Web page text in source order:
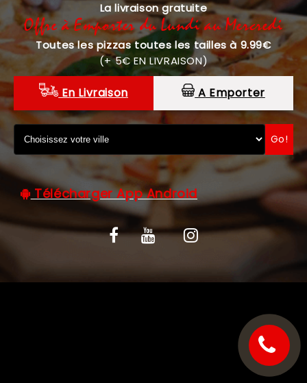
NOTRE RESTAURANT
VOS AVIS
MENTIONS LÉGALES
C.G.V
La livraison gratuite
Offre à Emporter du Lundi au Mercredi
Toutes les pizzas toutes les tailles à 9.99€
(+ 5€ EN LIVRAISON)
En Livraison A Emporter
Go!
Télécharger App Android